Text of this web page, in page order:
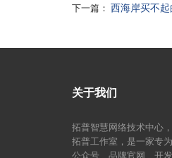
下一篇： 西海岸买不
关于我们
拓普智慧网络技术中心
拓普工作室，是一家专
公众号、品牌官网、开